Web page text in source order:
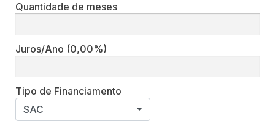
Quantidade de meses
Juros/Ano (0,00%)
Tipo de Financiamento
SAC